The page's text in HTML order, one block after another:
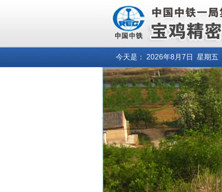
今天是： 2026年8月 7日 星期五